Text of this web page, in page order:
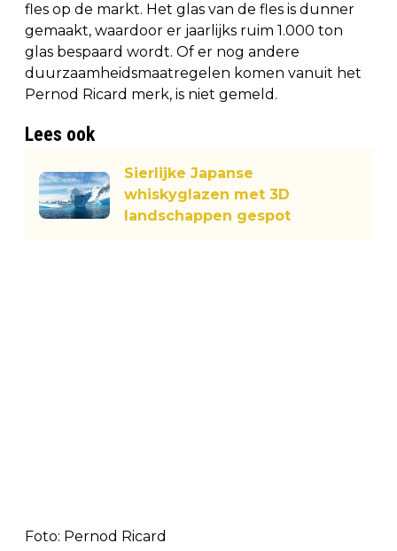
fles op de markt. Het glas van de fles is dunner
gemaakt, waardoor er jaarlijks ruim 1.000 ton
glas bespaard wordt. Of er nog andere
duurzaamheidsmaatregelen komen vanuit het
Pernod Ricard merk, is niet gemeld.
Lees ook
Sierlijke Japanse
whiskyglazen met 3D
landschappen gespot
Foto: Pernod Ricard